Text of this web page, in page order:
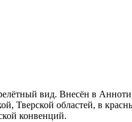
вид. Внесён в
Тверской областей, в
конвенций.